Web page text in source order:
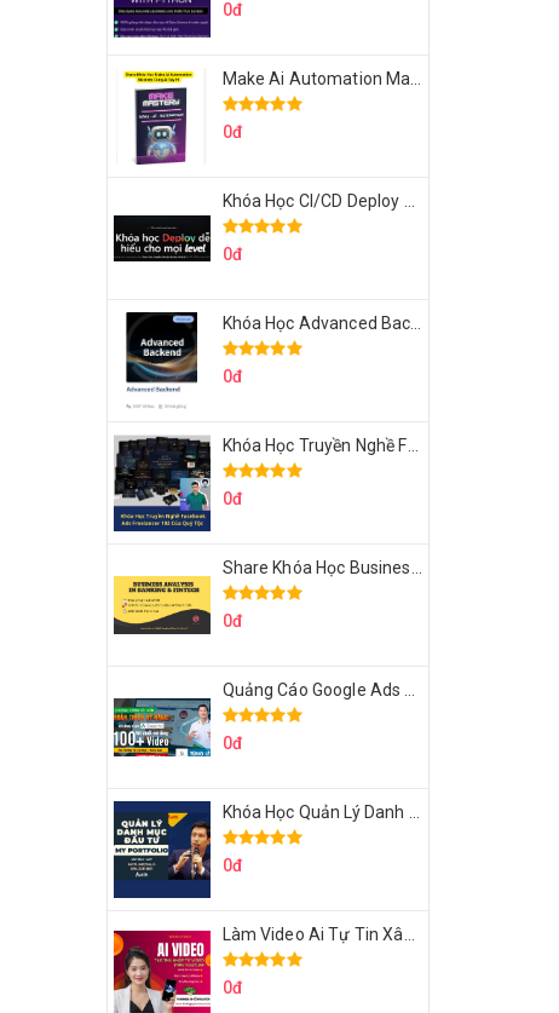
0đ
0đ
0đ
0đ
0đ
0đ
0đ
0đ
0đ